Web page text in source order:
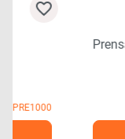
Prensa C De